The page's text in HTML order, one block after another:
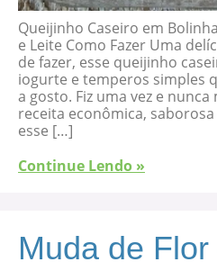
Queijinho Caseiro em
e Leite Como Fazer Uma
de fazer, esse queijinho
iogurte e temperos simples
a gosto. Fiz uma vez e
receita econômica,
esse […]
Continue Lendo »
Muda de